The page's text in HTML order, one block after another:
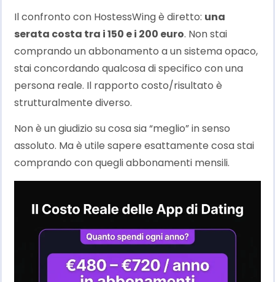
Il confronto con HostessWing è diretto: una
serata costa tra i 150 e i 200 euro. Non stai
comprando un abbonamento a un sistema opaco,
stai concordando qualcosa di specifico con una
persona reale. Il rapporto costo/risultato è
strutturalmente diverso.
Non è un giudizio su cosa sia “meglio” in senso
assoluto. Ma è utile sapere esattamente cosa stai
comprando con quegli abbonamenti mensili.